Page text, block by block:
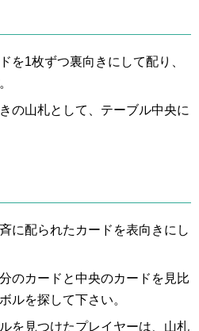
を1枚ずつ裏向きにして配り、
の山札として、テーブル中央に
に配られたカードを表向きにし
のカードと中央のカードを見比
ルを探して下さい。
を見つけたプレイヤーは、山札